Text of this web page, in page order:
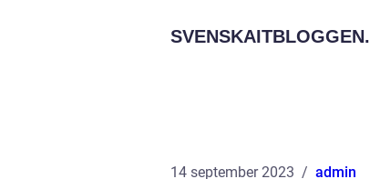
SVENSKAITBLOGGEN.
14 september 2023 admin